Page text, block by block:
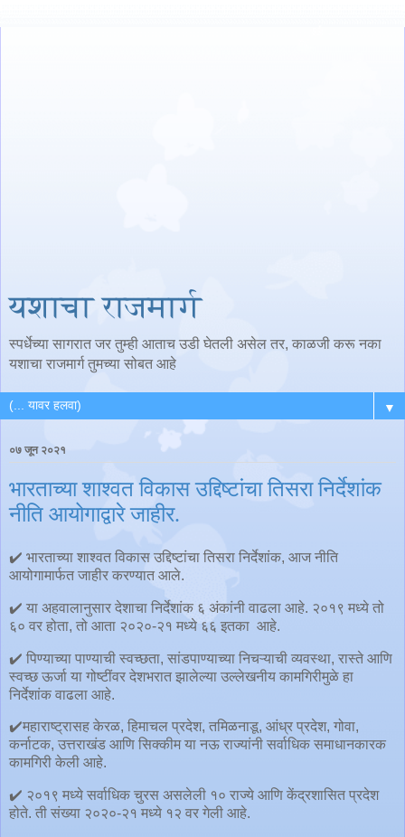
यशाचा राजमार्ग
स्पर्धेच्या सागरात जर तुम्ही आताच उडी घेतली असेल तर, काळजी करू नका
यशाचा राजमार्ग तुमच्या सोबत आहे
▼
०७ जून २०२१
भारताच्या शाश्वत विकास उद्दिष्टांचा तिसरा निर्देशांक
नीति आयोगाद्वारे जाहीर.
✔️ भारताच्या शाश्वत विकास उद्दिष्टांचा तिसरा निर्देशांक, आज नीति
आयोगामार्फत जाहीर करण्यात आले.
✔️ या अहवालानुसार देशाचा निर्देशांक ६ अंकांनी वाढला आहे. २०१९ मध्ये तो
६० वर होता, तो आता २०२०-२१ मध्ये ६६ इतका आहे.
✔️ पिण्याच्या पाण्याची स्वच्छता, सांडपाण्याच्या निचऱ्याची व्यवस्था, रास्ते आणि
स्वच्छ ऊर्जा या गोष्टींवर देशभरात झालेल्या उल्लेखनीय कामगिरीमुळे हा
निर्देशांक वाढला आहे.
✔️महाराष्ट्रासह केरळ, हिमाचल प्रदेश, तमिळनाडू, आंध्र प्रदेश, गोवा,
कर्नाटक, उत्तराखंड आणि सिक्कीम या नऊ राज्यांनी सर्वाधिक समाधानकारक
कामगिरी केली आहे.
✔️ २०१९ मध्ये सर्वाधिक चुरस असलेली १० राज्ये आणि केंद्रशासित प्रदेश
होते. ती संख्या २०२०-२१ मध्ये १२ वर गेली आहे.